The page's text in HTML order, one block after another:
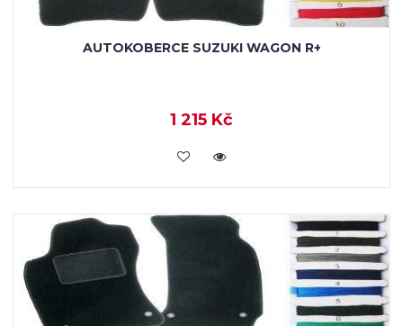
AUTOKOBERCE SUZUKI WAGON R+
1 215 Kč
KOUPIT